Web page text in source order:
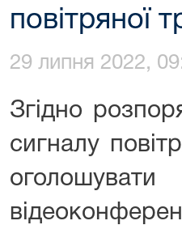
повітряної
29 липня 2022,
Згідно
сигналу